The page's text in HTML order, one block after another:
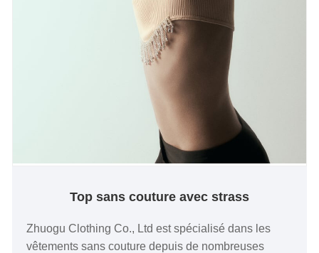
Top sans couture avec strass
Zhuogu Clothing Co., Ltd est spécialisé dans les
vêtements sans couture depuis de nombreuses